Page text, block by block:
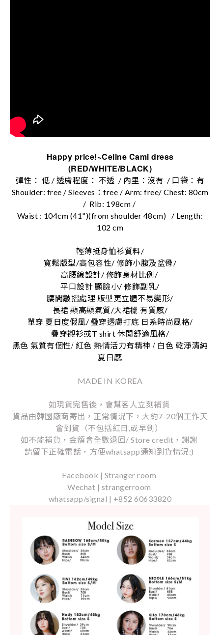
Happy price!~Celine Cami dress
(RED/WHITE/BLACK)
彈性： 低 / 透膚程度： 不透 / 內里：沒有 / 口袋：有
Shoulder: free / Sleeves：free / Arm: free/ Chest: 80cm
/ Rib: 198cm /
Waist : 104cm (41")(from shoulder 48cm)
/ Length:
102 cm
輕薄挺身恤衫質料/
寬鬆版型/高包容性/ 修飾小腹及盆骨/
高腰線設計/ 修飾身材比例/
平口設計 顯臉小/ 修飾副乳/
腰間皺摺處理 版型更立體不易變形/
長裙 顯高顯氣質/大裙襬 有質感/
單穿 夏日度假風/ 疊穿透膚打底 日系時尚風格/
疊穿襯衫或T shirt 休閒舒適風格/
黑色 氣質有個性/ 紅色 熱情活力有精神 / 白色 乾淨清純
夏日感
MADE IN KOREA
如現貨完售後，會幫客人立刻補貨
貨品由韓國廠商寄出，正常情況下，大約7-20個工作天
會到貨（不包括紅日,或早到）
如不能補貨，金額會全數退回/ Store credit，謝謝
請留下正確電話，方便whatsapp通知到貨情況:)
Facebook | Stranger room
Wechat | strangerroom
whatsapp/signal | +852 60633820